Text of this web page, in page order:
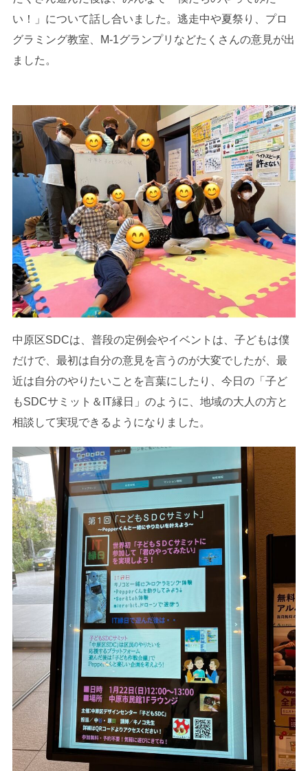
い！」について話し合いました。逃走中や夏祭り、プロ
グラミング教室、M-1グランプリなどたくさんの意見が出
ました。
中原区SDCは、普段の定例会やイベントは、子どもは僕
だけで、最初は自分の意見を言うのが大変でしたが、最
近は自分のやりたいことを言葉にしたり、今日の「子ど
もSDCサミット＆IT縁日」のように、地域の大人の方と
相談して実現できるようになりました。